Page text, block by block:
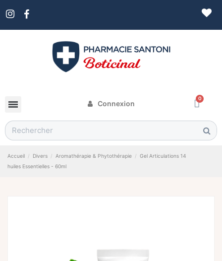
Connexion
Accueil Divers Aromathérapie & Phytothérapie
Gel Articulations 14
huiles Essentielles - 60ml